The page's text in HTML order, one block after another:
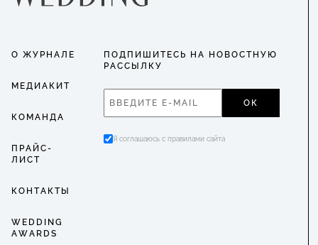
О ЖУРНАЛЕ
МЕДИАКИТ
КОМАНДА
ПРАЙС-
ЛИСТ
КОНТАКТЫ
WEDDING
AWARDS
ПОДПИШИТЕСЬ НА НОВОСТНУЮ
РАССЫЛКУ
ОК
Я соглашаюсь с правилами сайта